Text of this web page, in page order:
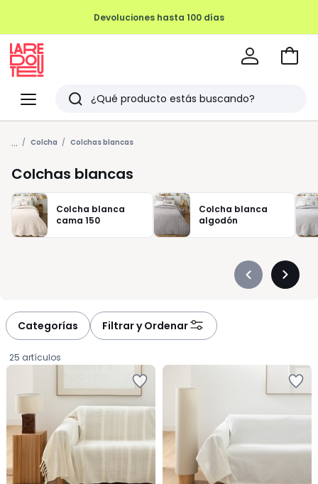
Devoluciones hasta 100 días
Menu
Redoute
Buscar
Últimos
artículos
vistos
Ir
... Colcha Colchas blancas
Colchas blancas
Colcha blanca
cama 150
Colcha blanca
algodón
Précédent
Categorías Filtrar y Ordenar
25 artículos